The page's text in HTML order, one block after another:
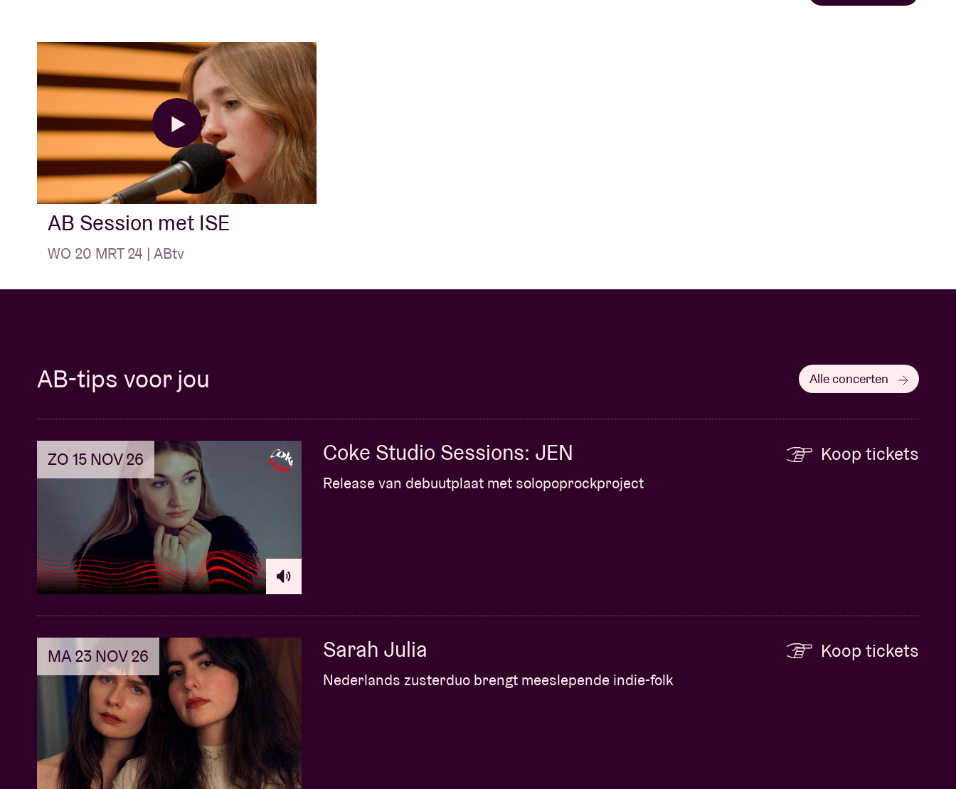
AB Session met ISE
WO 20 MRT 24 | ABtv
AB-tips voor jou Alle concerten
ZO 15 NOV 26 Coke Studio Sessions: JEN
Release van debuutplaat met solopoprockproject
Koop tickets
MA 23 NOV 26 Sarah Julia
Nederlands zusterduo brengt meeslepende indie-folk
Koop tickets